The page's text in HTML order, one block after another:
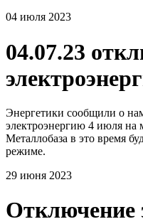
04 июля 2023
04.07.23
Энергетики сообщили о
электроэнергию 4 июля на
Металлобаза в это время
режиме.
29 июня 2023
Отключение